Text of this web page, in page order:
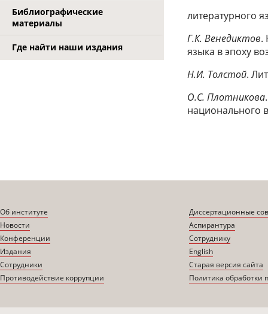
Библиографические
материалы
Где найти наши издания
литературного
Г.К. Венедиктов.
языка в эпоху
Н.И. Толстой.
О.С. Плотникова
национального
Об институте
Новости
Конференции
Издания
Сотрудники
Противодействие коррупции
Диссертационные
Аспирантура
Сотруднику
English
Старая версия сайта
Политика обработки